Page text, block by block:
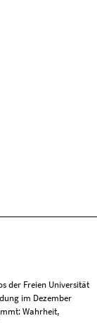
der Freien Universität
im Dezember
Wahrheit,